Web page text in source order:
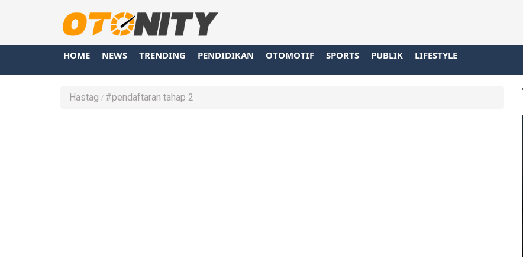
HOME NEWS TRENDING PENDIDIKAN OTOMOTIF SPORTS PUBLIK LIFESTYLE
Hastag #pendaftaran tahap 2